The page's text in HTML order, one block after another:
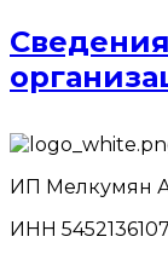
ИП Мелкумян
ИНН